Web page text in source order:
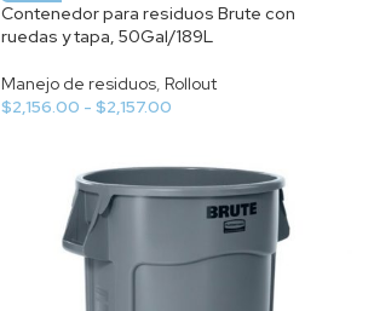
Contenedor para residuos Brute con
ruedas y tapa, 50Gal/189L
Manejo de residuos, Rollout
$2,156.00 - $2,157.00